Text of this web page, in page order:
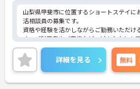
山梨県甲斐市に位置するショートステイに
活相談員の募集です。
資格や経験を活かしながらご勤務いただけ
す。ご利用者やご家族など、どんな方とも
ミュニケーションをとれる方を募集してい
ご興味のある方には、面接対策ポイントな
に詳細をご案内しますのでお気軽にご相談
い！
詳細を見る 無料